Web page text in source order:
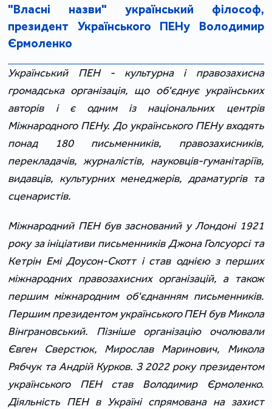
"Власні назви" український філософ,
президент Українського ПЕНу Володимир
Єрмоленко
Український ПЕН - культурна і правозахисна
громадська організація, що об'єднує українських
авторів і є одним із національних центрів
Міжнародного ПЕНу. До українського ПЕНу входять
понад 180 письменників, правозахисників,
перекладачів, журналістів, науковців-гуманітаріїв,
видавців, культурних менеджерів, драматургів та
сценаристів.
Міжнародний ПЕН був заснований у Лондоні 1921
року за ініціативи письменників Джона Голсуорсі та
Кетрін Емі Доусон-Скотт і став однією з перших
міжнародних правозахисних організацій, а також
першим міжнародним об'єднанням письменників.
Першим президентом українського ПЕН був Микола
Вінграновський. Пізніше організацію очолювали
Євген Сверстюк, Мирослав Маринович, Микола
Рябчук та Андрій Курков. З 2022 року президентом
українського ПЕН став Володимир Єрмоленко.
Діяльність ПЕН в Україні спрямована на захист